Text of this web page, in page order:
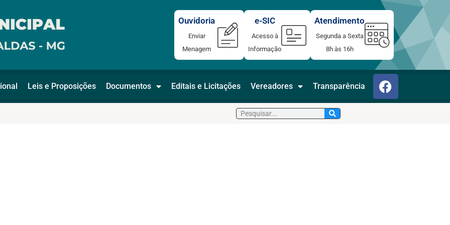
Atendimento
Segunda a Sexta
8h às 16h
e-SIC
Acesso à
Informação
Ouvidoria
Enviar
Menagem
Leis e Proposições Documentos Editais e Licitações Vereadores Transparência F
a
c
Pesquisar